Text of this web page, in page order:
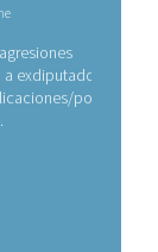
a exdiputado
por-